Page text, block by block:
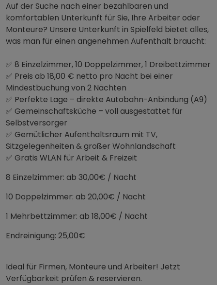
Auf der Suche nach einer bezahlbaren und
komfortablen Unterkunft für Sie, Ihre Arbeiter oder
Monteure? Unsere Unterkunft in Spielfeld bietet alles,
was man für einen angenehmen Aufenthalt braucht:
✅ 8 Einzelzimmer, 10 Doppelzimmer, 1 Dreibettzimmer
✅ Preis ab 18,00 € netto pro Nacht bei einer
Mindestbuchung von 2 Nächten
✅ Perfekte Lage – direkte Autobahn-Anbindung (A9)
✅ Gemeinschaftsküche – voll ausgestattet für
Selbstversorger
✅ Gemütlicher Aufenthaltsraum mit TV,
Sitzgelegenheiten & großer Wohnlandschaft
✅ Gratis WLAN für Arbeit & Freizeit
8 Einzelzimmer: ab 30,00€ / Nacht
10 Doppelzimmer: ab 20,00€ / Nacht
1 Mehrbettzimmer: ab 18,00€ / Nacht
Endreinigung: 25,00€
Ideal für Firmen, Monteure und Arbeiter! Jetzt
Verfügbarkeit prüfen & reservieren.